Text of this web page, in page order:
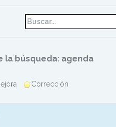
la búsqueda: agenda
Corrección